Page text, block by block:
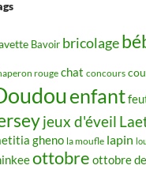
Bavoir bricolage
rouge chat concours
enfant
jeux d'éveil
gheno la moufle lapin
ottobre ottobre